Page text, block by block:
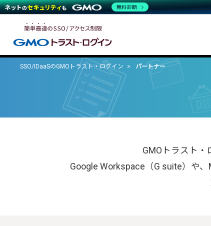
SSO/IDaaSのGMOトラスト・ログイン パートナー
GMOトラスト
Google Workspace（G suite）や
無料診断